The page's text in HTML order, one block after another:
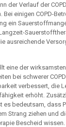
der Verlauf der
Bei einigen COPD-
ein
ausreichende
eine der wirksamsten
bei schwerer
verbessert, die
erhöht.
es bedeutsam, dass
Strang ziehen und
Bescheid